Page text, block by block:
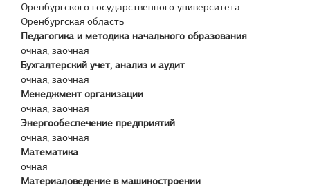
Оренбургского государственного университета
Оренбургская область
Педагогика и методика начального образования
очная, заочная
Бухгалтерский учет, анализ и аудит
очная, заочная
Менеджмент организации
очная, заочная
Энергообеспечение предприятий
очная, заочная
Математика
очная
Материаловедение в машиностроении